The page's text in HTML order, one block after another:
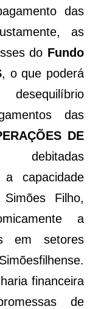
das
as
do Fundo
, o que poderá
das
DE
a capacidade
Filho,
a
em setores
financeira
de